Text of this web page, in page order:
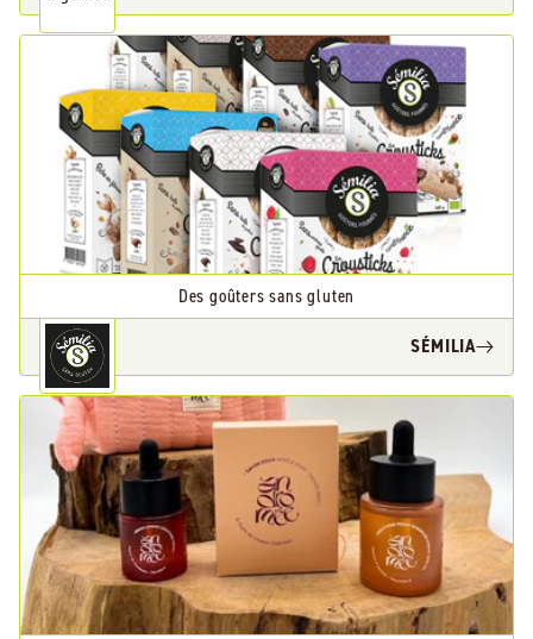
Des goûters sans gluten
SÉMILIA